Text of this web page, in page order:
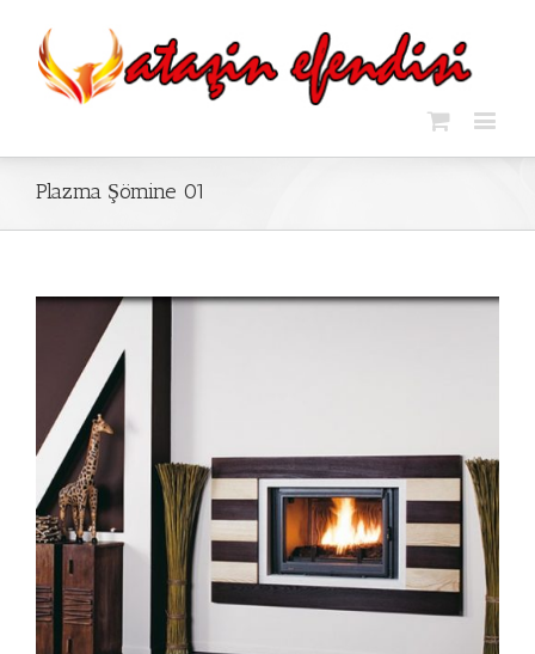
Plazma Şömine 01